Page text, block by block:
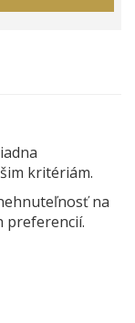
kritériám.
na
preferencií.